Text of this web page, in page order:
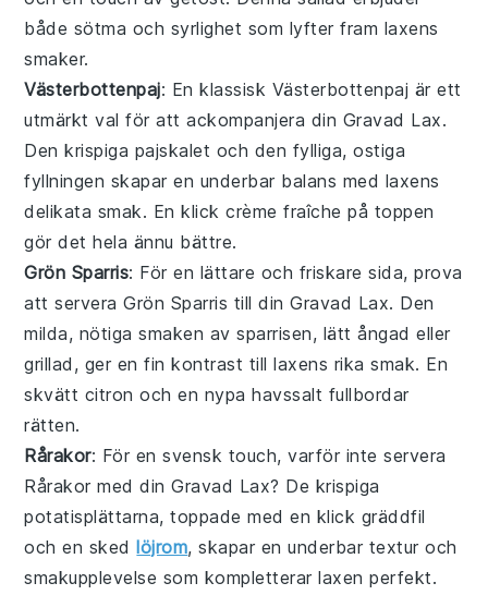
både sötma och syrlighet som lyfter fram laxens
smaker.
Västerbottenpaj: En klassisk Västerbottenpaj är ett
utmärkt val för att ackompanjera din Gravad Lax.
Den krispiga pajskalet och den fylliga, ostiga
fyllningen skapar en underbar balans med laxens
delikata smak. En klickcrème fraîche på toppen
gör det hela ännu bättre.
Grön Sparris: För en lättare och friskare sida, prova
att serveraGrön Sparris till dinGravad Lax. Den
milda, nötiga smaken av sparrisen, lätt ångad eller
grillad, ger en fin kontrast till laxens rika smak. En
skvätt citron och en nypahavssalt fullbordar
rätten.
Rårakor: För en svensk touch, varför inte servera
Rårakor med dinGravad Lax? De krispiga
potatisplättarna, toppade med en klick gräddfil
och en skedlöjrom, skapar en underbar textur och
smakupplevelse som kompletterar laxen perfekt.